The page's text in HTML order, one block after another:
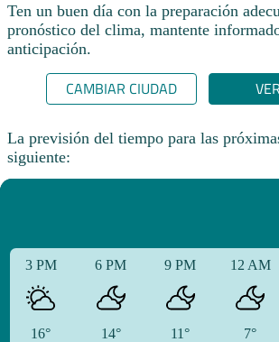
Ten un buen día con la preparación
pronóstico del clima, mantente
anticipación.​
CAMBIAR CIUDAD
La previsión del tiempo para las
siguiente:
3 PM
16°
6 PM
14°
9 PM
11°
12 AM
7°